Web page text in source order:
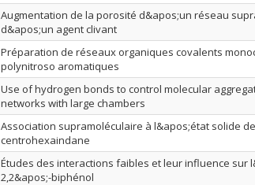
Augmentation de la porosité d&apos;un réseau
d&apos;un agent clivant
Préparation de réseaux organiques covalents
polynitroso aromatiques
Use of hydrogen bonds to control molecular
networks with large chambers
Association supramoléculaire à l&apos;état solide
centrohexaindane
Études des interactions faibles et leur influence sur
2,2&apos;-biphénol